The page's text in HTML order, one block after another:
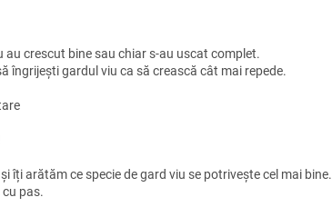
au crescut bine sau chiar s-au uscat complet.
îngrijești gardul viu ca să crească cât mai repede.
îți arătăm ce specie de gard viu se potrivește cel mai bine.
pas.